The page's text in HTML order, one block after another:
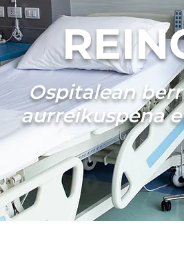
Ospitalean
aurreikuspena